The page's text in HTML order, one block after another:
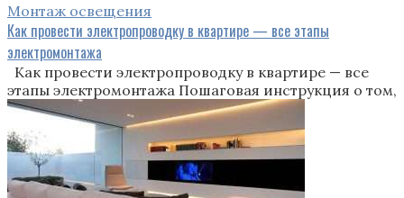
Монтаж освещения
Как провести электропроводку в квартире — все этапы
электромонтажа
Как провести электропроводку в квартире — все
этапы электромонтажа Пошаговая инструкция о том,